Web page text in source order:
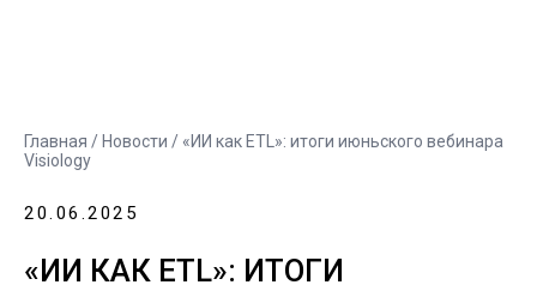
Главная / Новости / «ИИ как ETL»: итоги июньского вебинара
Visiology
20.06.2025
«ИИ КАК ETL»: ИТОГИ